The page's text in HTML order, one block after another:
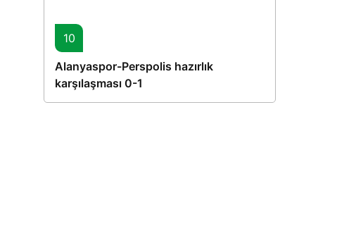
10
Alanyaspor-Perspolis hazırlık
karşılaşması 0-1